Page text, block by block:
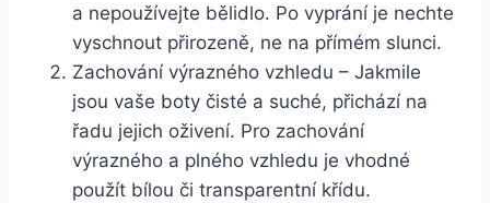
a nepoužívejte bělidlo. ⁤Po vyprání ⁤je nechte
vyschnout přirozeně,⁢ ne na ⁣přímém slunci.
Zachování výrazného vzhledu – Jakmile
jsou vaše boty čisté a suché, přichází na
řadu jejich oživení.⁢ Pro zachování
výrazného a plného vzhledu je vhodné
použít bílou či transparentní křídu.